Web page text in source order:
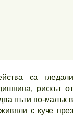
са гледали
рискът от
пъти по-малък в
с куче през